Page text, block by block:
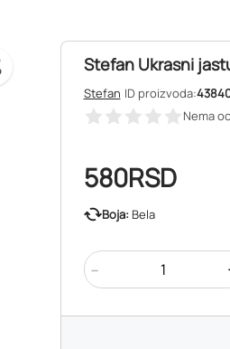
Stefan Ukrasni
Stefan ID proizvoda:
Nema
580RSD
Boja: Bela
-